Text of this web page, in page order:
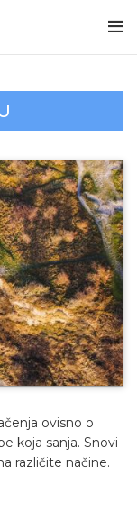
ovisno o
koja sanja. Snovi
različite načine.